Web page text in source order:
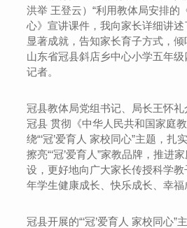
洪举 王登云）“利用教体局安排的
心》宣讲课件，我向家长详细讲
显著成就，告知家长育子方式，倾
山东省冠县斜店乡中心小学五年
记者。
冠县教体局党组书记、局长王怀礼
冠县 贯彻《中华人民共和国家庭
绕“‘冠’爱育人 家校同心”主题，扎
擦亮“‘冠’爱育人”家教品牌，推进
设，更好地向广大家长传授科学
年学生健康成长、快乐成长、幸福
冠县开展的“‘冠’爱育人 家校同心”